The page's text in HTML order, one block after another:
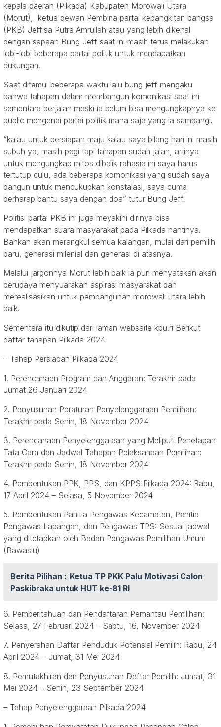
kepala daerah (Pilkada) Kabupaten Morowali Utara
(Morut), ketua dewan Pembina partai kebangkitan bangsa
(PKB) Jeffisa Putra Amrullah atau yang lebih dikenal
dengan sapaan Bung Jeff saat ini masih terus melakukan
lobi-lobi beberapa partai politik untuk mendapatkan
dukungan.
Saat ditemui beberapa waktu lalu bung jeff mengaku
bahwa tahapan dalam membangun komonikasi saat ini
sementara berjalan meski ia belum bisa mengungkapnya ke
public mengenai partai politik mana saja yang ia sambangi.
“kalau untuk persiapan maju kalau saya bilang hari ini masih
subuh ya, masih pagi tapi tahapan sudah jalan, artinya
untuk mengungkap mitos dibalik rahasia ini saya harus
tertutup dulu, ada beberapa komonikasi yang sudah saya
bangun untuk mencukupkan konstalasi, saya cuma
berharap bantu saya dengan doa” tutur Bung Jeff.
Politisi partai PKB ini juga meyakini dirinya bisa
mendapatkan suara masyarakat pada Pilkada nantinya.
Bahkan akan merangkul semua kalangan, mulai dari pemilih
baru, generasi milenial dan generasi di atasnya.
Melalui jargonnya Morut lebih baik ia pun menyatakan akan
berupaya menyuarakan aspirasi masyarakat dan
merealisasikan untuk pembangunan morowali utara lebih
baik.
Sementara itu dikutip dari laman websaite kpu.ri Berikut
daftar tahapan Pilkada 2024.
– Tahap Persiapan Pilkada 2024
1. Perencanaan Program dan Anggaran: Terakhir pada
Jumat 26 Januari 2024
2. Penyusunan Peraturan Penyelenggaraan Pemilihan:
Terakhir pada Senin, 18 November 2024
3. Perencanaan Penyelenggaraan yang Meliputi Penetapan
Tata Cara dan Jadwal Tahapan Pelaksanaan Pemilihan:
Terakhir pada Senin, 18 November 2024
4. Pembentukan PPK, PPS, dan KPPS Pilkada 2024: Rabu,
17 April 2024 – Selasa, 5 November 2024
5. Pembentukan Panitia Pengawas Kecamatan, Panitia
Pengawas Lapangan, dan Pengawas TPS: Sesuai jadwal
yang ditetapkan oleh Badan Pengawas Pemilihan Umum
(Bawaslu)
Berita Pilihan : Ketua TP PKK Palu Motivasi Calon
Paskibraka untuk HUT ke-81 RI
6. Pemberitahuan dan Pendaftaran Pemantau Pemilihan:
Selasa, 27 Februari 2024 – Sabtu, 16, November 2024
7. Penyerahan Daftar Penduduk Potensial Pemilih: Rabu, 24
April 2024 – Jumat, 31 Mei 2024
8. Pemutakhiran dan Penyusunan Daftar Pemilih: Jumat, 31
Mei 2024 – Senin, 23 September 2024
– Tahap Penyelenggaraan Pilkada 2024